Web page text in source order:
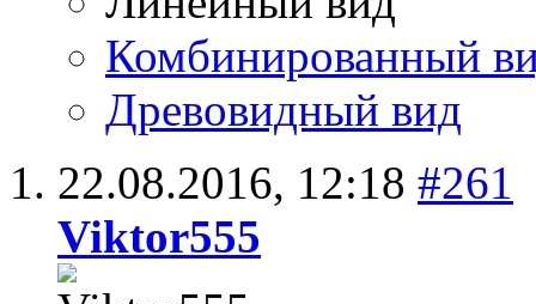
Комбинированный
Древовидный вид
22.08.2016, 12:18 #261
Viktor555